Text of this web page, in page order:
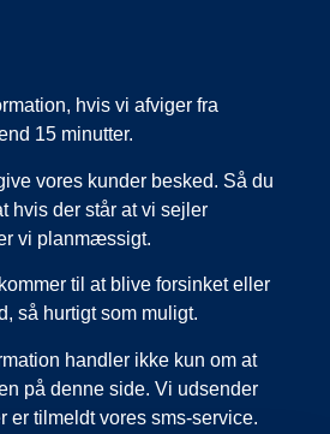
hvis vi afviger fra
15 minutter.
vores kunder besked. Så du
hvis der står at vi sejler
vi planmæssigt.
til at blive forsinket eller
så hurtigt som muligt.
handler ikke kun om at
på denne side. Vi udsender
er tilmeldt vores sms-service.